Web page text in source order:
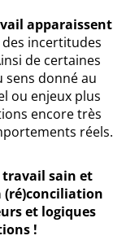
apparaissent
des incertitudes
de certaines
donné au
ou enjeux plus
encore très
réels.
travail sain et
(ré)conciliation
et logiques
!